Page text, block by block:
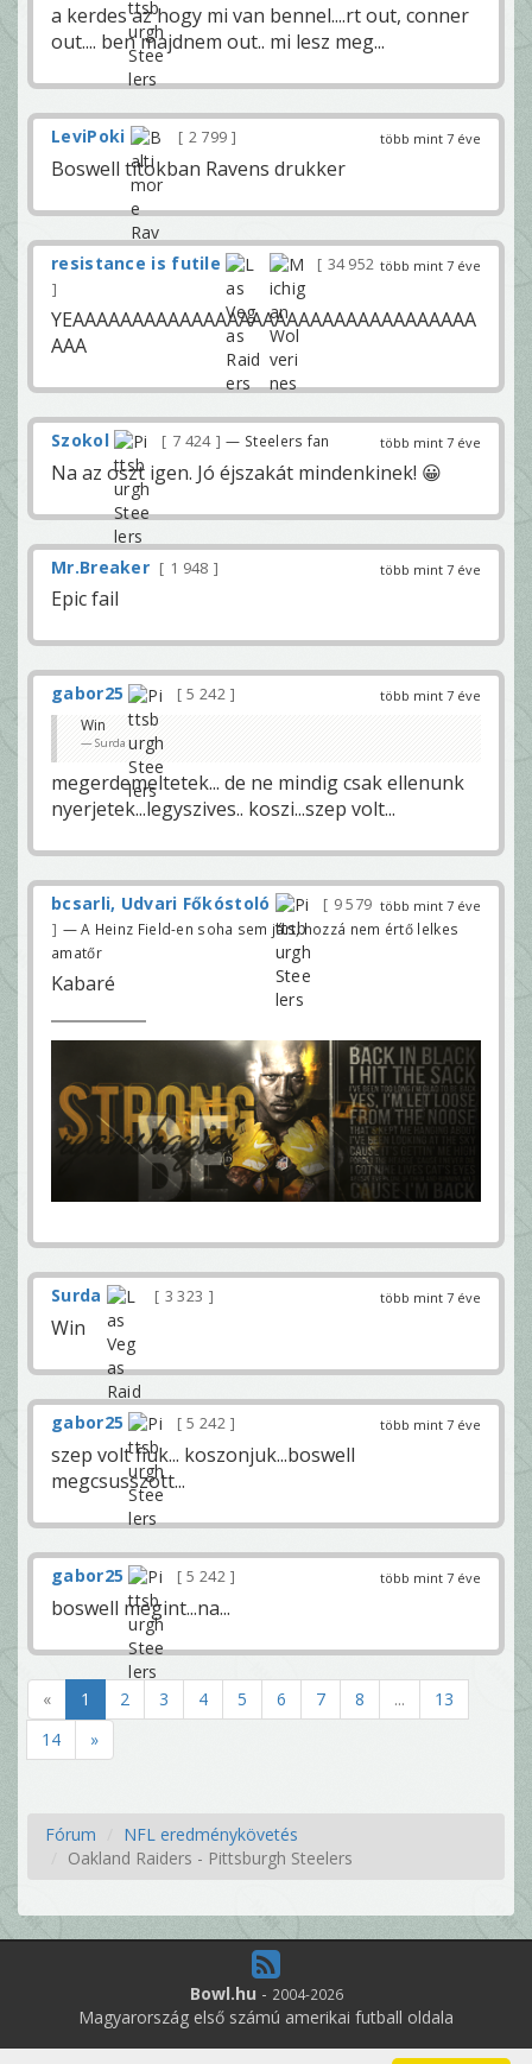
a kerdes az hogy mi van bennel....rt out, conner
out.... ben majdnem out.. mi lesz meg...
több mint 7 éve
LeviPoki 2 799
Boswell titokban Ravens drukker
több mint 7 éve
resistance is futile 34 952
YEAAAAAAAAAAAAAAAAAAAAAAAAAAAAAAAAAA
AAA
több mint 7 éve
Szokol 7 424 — Steelers fan
Na az oszt igen. Jó éjszakát mindenkinek! 😀
több mint 7 éve
Mr.Breaker 1 948
Epic fail
több mint 7 éve
gabor25
5 242
Win
Surda
megerdemeltetek... de ne mindig csak ellenunk
nyerjetek...legyszives.. koszi...szep volt...
több mint 7 éve
bcsarli, Udvari Főkóstoló 9 579
— A Heinz Field-en soha sem járt, hozzá nem értő lelkes
amatőr
Kabaré
több mint 7 éve
Surda 3 323
Win
több mint 7 éve
gabor25 5 242
szep volt fiuk... koszonjuk...boswell
megcsusszott...
több mint 7 éve
gabor25 5 242
boswell megint...na...
« 1 2 3 4 5 6 7 8 ...
13
14
»
Fórum
NFL eredménykövetés
Oakland Raiders - Pittsburgh Steelers
Bowl.hu - 2004-2026
Magyarország első számú amerikai futball oldala